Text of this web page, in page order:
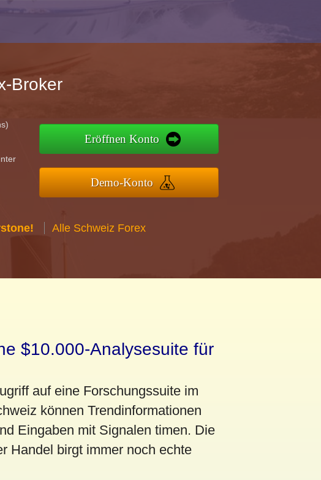
Broker
Eröffnen Konto
Demo-Konto
Alle Schweiz Forex
$10.000-Analysesuite für
auf eine Forschungssuite im
können Trendinformationen
Eingaben mit Signalen timen. Die
Handel birgt immer noch echte